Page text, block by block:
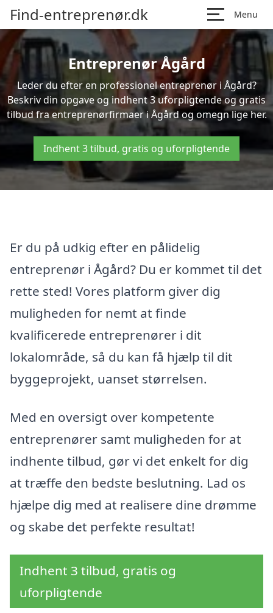
Find-entreprenør.dk Menu
Entreprenør Ågård
Leder du efter en professionel entreprenør i Ågård?
Beskriv din opgave og indhent 3 uforpligtende og gratis
tilbud fra entreprenørfirmaer i Ågård og omegn lige her.
Indhent 3 tilbud, gratis og uforpligtende
Er du på udkig efter en pålidelig
entreprenør i Ågård? Du er kommet til det
rette sted! Vores platform giver dig
muligheden for nemt at finde
kvalificerede entreprenører i dit
lokalområde, så du kan få hjælp til dit
byggeprojekt, uanset størrelsen.
Med en oversigt over kompetente
entreprenører samt muligheden for at
indhente tilbud, gør vi det enkelt for dig
at træffe den bedste beslutning. Lad os
hjælpe dig med at realisere dine drømme
og skabe det perfekte resultat!
Indhent 3 tilbud, gratis og
uforpligtende